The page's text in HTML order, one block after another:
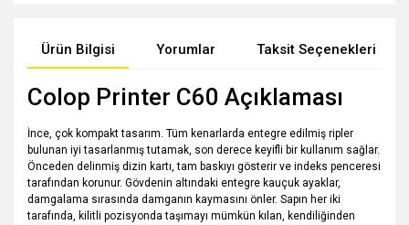
Ürün Bilgisi Yorumlar Taksit Seçenekleri
Colop Printer C60 Açıklaması
İnce, çok kompakt tasarım. Tüm kenarlarda entegre edilmiş ripler
bulunan iyi tasarlanmış tutamak, son derece keyifli bir kullanım sağlar.
Önceden delinmiş dizin kartı, tam baskıyı gösterir ve indeks penceresi
tarafından korunur. Gövdenin altındaki entegre kauçuk ayaklar,
damgalama sırasında damganın kaymasını önler. Sapın her iki
tarafında, kilitli pozisyonda taşımayı mümkün kılan, kendiliğinden